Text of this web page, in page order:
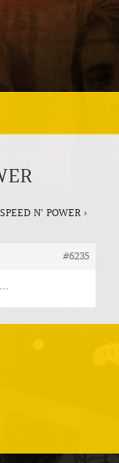
N’ POWER ›
#6235